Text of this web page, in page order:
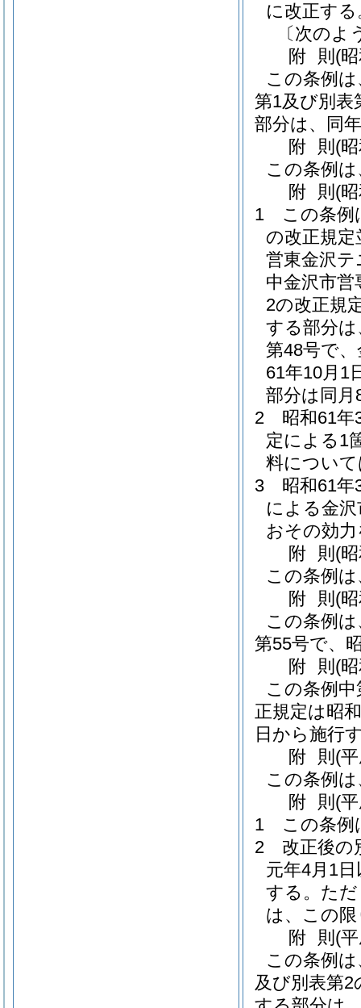
に改正する
〔次のよ
附 則 (
この条例
第1及び別表
部分は、同
附 則 (
この条例
附 則 (
1
この条例
の改正規定
営東金沢
中金沢市
2の改正規
する部分
第48号で
61年10月1
部分は同月
2
昭和61
定による1
料につい
3
昭和61
による金
おその効
附 則 (
この条例
附 則 (
この条例
第55号で、
附 則 (
この条例
正規定は昭
日から施行
附 則 (
この条例
附 則 (
1
この条例
2
改正後の
元年4月1
する。 た
は、この
附 則 (
この条例
及び別表第2